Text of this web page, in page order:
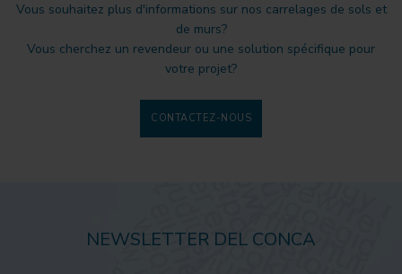
Vous souhaitez plus d'informations sur nos carrelages de sols et
de murs?
Vous cherchez un revendeur ou une solution spécifique pour
votre projet?
CONTACTEZ-NOUS
NEWSLETTER DEL CONCA